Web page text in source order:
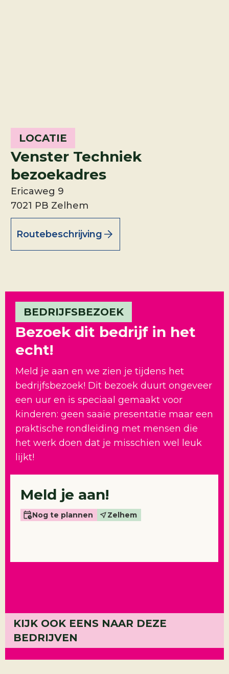
LOCATIE
Venster Techniek
bezoekadres
Ericaweg 9
7021 PB Zelhem
Routebeschrijving
BEDRIJFSBEZOEK
Bezoek dit bedrijf in het
echt!
Meld je aan en we zien je tijdens het
bedrijfsbezoek! Dit bezoek duurt ongeveer
een uur en is speciaal gemaakt voor
kinderen: geen saaie presentatie maar een
praktische rondleiding met mensen die
het werk doen dat je misschien wel leuk
lijkt!
Meld je aan!
Nog te plannen Zelhem
KIJK OOK EENS NAAR DEZE
BEDRIJVEN